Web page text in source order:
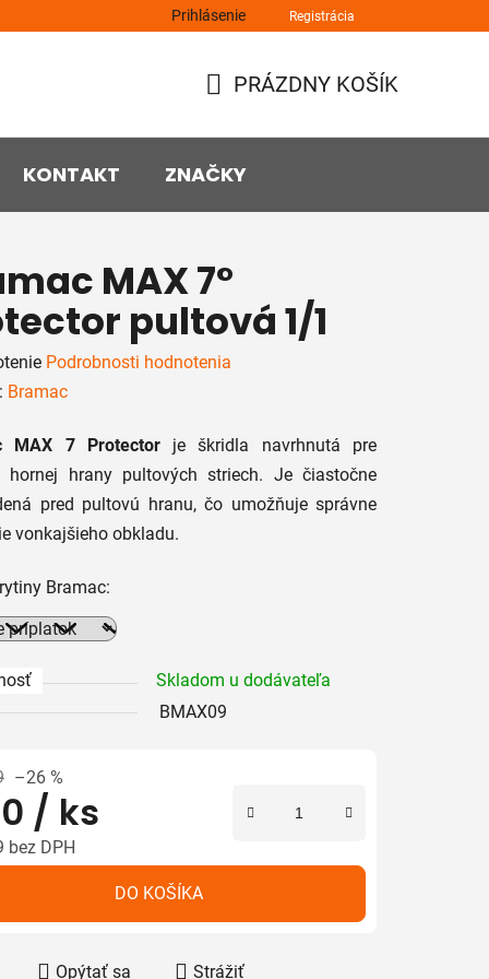
Prihlásenie Registrácia
KOŠÍK
PRÁZDNY KOŠÍK
KONTAKT ZNAČKY
MAX 7°
pultová 1/1
Podrobnosti hodnotenia
Bramac
MAX 7 Protectorje škridla navrhnutá pre
hornej hrany pultových striech. Je čiastočne
pred pultovú hranu, čo umožňuje správne
vonkajšieho obkladu.
Bramac:
Skladom u dodávateľa
BMAX09
–26 %
/ ks
bez DPH
DO KOŠÍKA
Opýtať sa Strážiť